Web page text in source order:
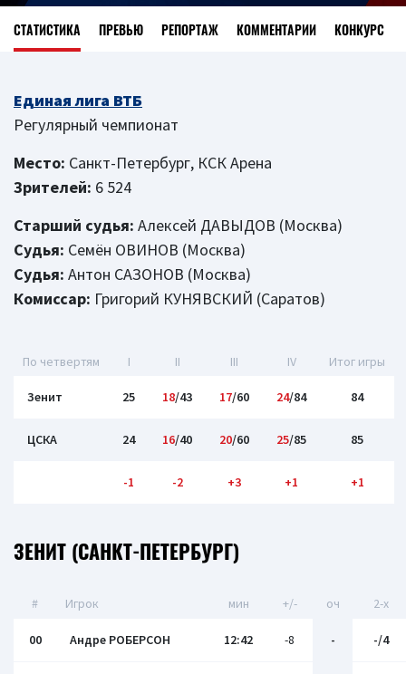
СТАТИСТИКА ПРЕВЬЮ РЕПОРТАЖ КОММЕНТАРИИ КОНКУРС
Единая лига ВТБ
Регулярный чемпионат
Место: Санкт-Петербург, КСК Арена
Зрителей: 6 524
Старший судья: Алексей ДАВЫДОВ (Москва)
Судья: Семён ОВИНОВ (Москва)
Судья: Антон САЗОНОВ (Москва)
Комиссар: Григорий КУНЯВСКИЙ (Саратов)
По четвертям I II III IV Итог игры
Зенит 25 18/43 17/60 24/84 84
ЦСКА 24 16/40 20/60 25/85 85
-1 -2 +3 +1 +1
ЗЕНИТ (САНКТ-ПЕТЕРБУРГ)
# Игрок мин +/- оч 2-x
00 Андре РОБЕРСОН 12:42 -8 - -/4